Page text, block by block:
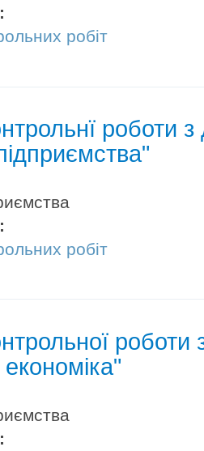
робіт
роботи з
робіт
роботи